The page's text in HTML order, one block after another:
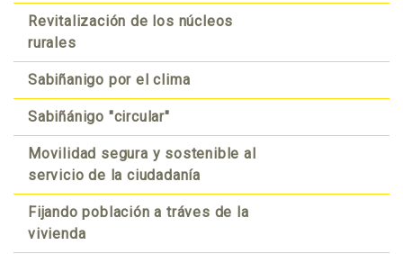
Revitalización de los núcleos
rurales
Sabiñanigo por el clima
Sabiñánigo "circular"
Movilidad segura y sostenible al
servicio de la ciudadanía
Fijando población a tráves de la
vivienda